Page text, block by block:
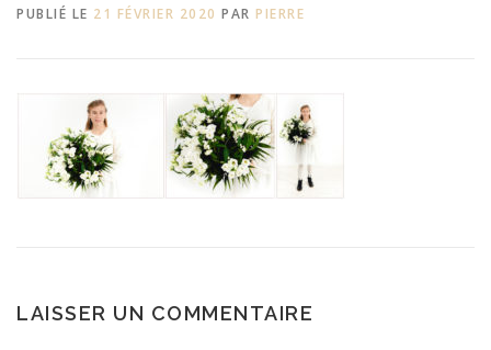
PUBLIÉ LE 21 FÉVRIER 2020 PAR PIERRE
LAISSER UN COMMENTAIRE